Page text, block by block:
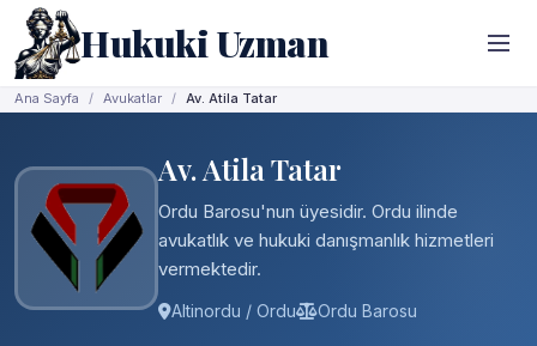
Hukuki Uzman
Ana Sayfa Avukatlar Av. Atila Tatar
Av. Atila Tatar
Ordu Barosu'nun üyesidir. Ordu ilinde
avukatlık ve hukuki danışmanlık hizmetleri
vermektedir.
Altinordu / Ordu Ordu Barosu